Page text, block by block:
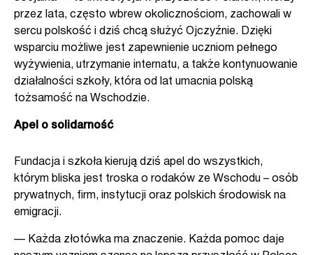
przez lata, często wbrew okolicznościom, zachowali w
sercu polskość i dziś chcą służyć Ojczyźnie. Dzięki
wsparciu możliwe jest zapewnienie uczniom pełnego
wyżywienia, utrzymanie internatu, a także kontynuowanie
działalności szkoły, która od lat umacnia polską
tożsamość na Wschodzie.
Apel o solidarność
Fundacja i szkoła kierują dziś apel do wszystkich,
którym bliska jest troska o rodaków ze Wschodu – osób
prywatnych, firm, instytucji oraz polskich środowisk na
emigracji.
— Każda złotówka ma znaczenie. Każda pomoc daje